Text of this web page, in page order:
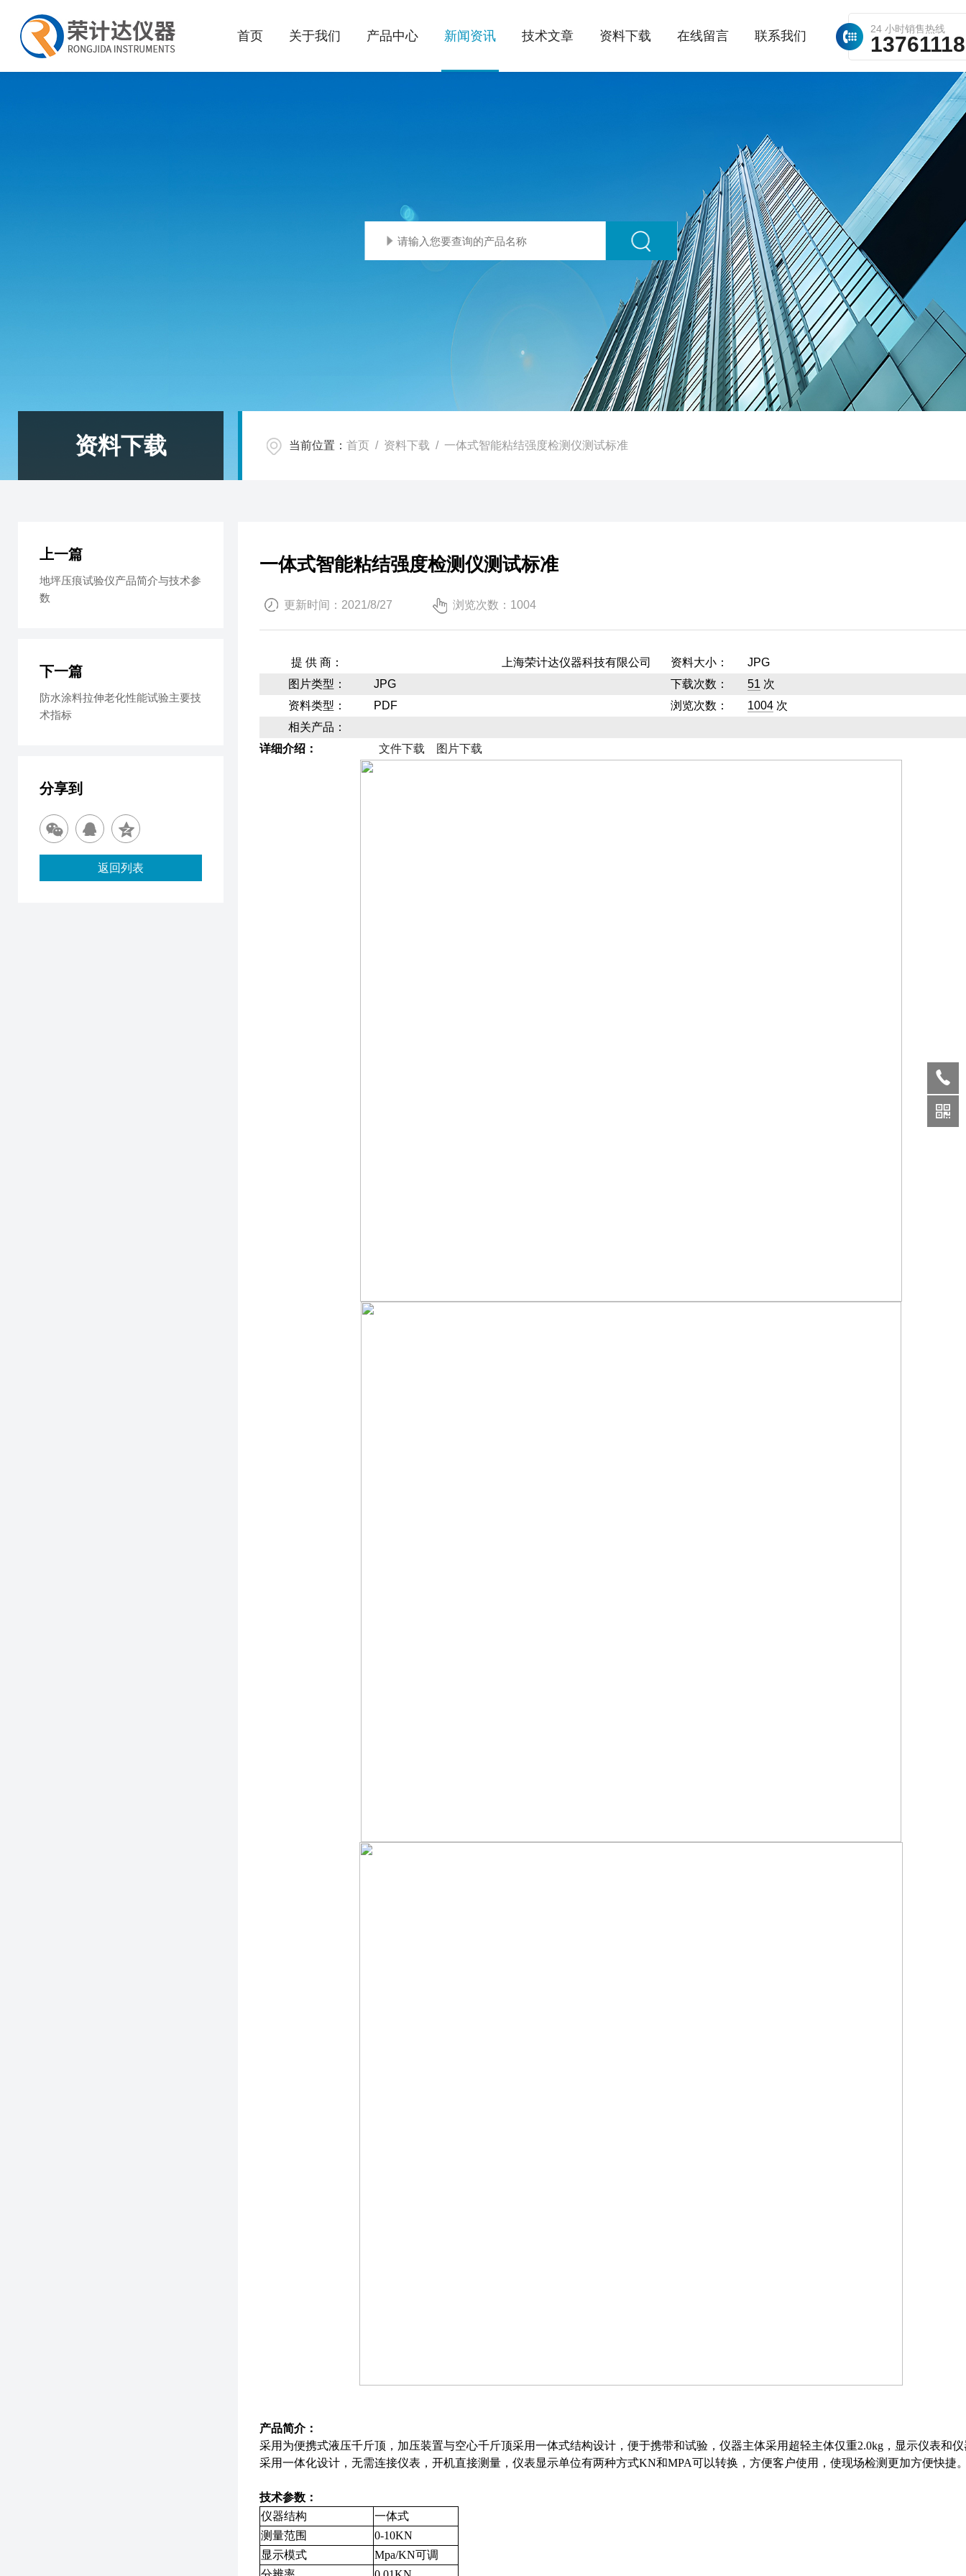
24 小时销售热线
首页 关于我们 产品中心 新闻资讯 技术文章 资料下载 在线留言 联系我们
资料下载 当前位置： 首页 / 资料下载 / 一体式智能粘结强度检测仪测试标准
一体式智能粘结强度检测仪测试标准
更新时间：2021/8/27 浏览次数：1004
提 供 商： 上海荣计达仪器科技有限公司 资料大小：
JPG
图片类型：
JPG 下载次数： 51 次
资料类型：
PDF 浏览次数： 1004 次
相关产品：
详细介绍：
文件下载 图片下载
产品简介：
采用为便携式液压千斤顶，加压装置与空心千斤顶采用一体式结构设计，便于携带和试验，仪器主体采用超轻主体仅重2.0kg，显示仪表和
采用一体化设计，无需连接仪表，开机直接测量，仪表显示单位有两种方式KN和MPA可以转换，方便客户使用，使现场检测更加方便快捷
技术参数：
仪器结构
一体式
测量范围
0-10KN
显示模式
Mpa/KN可调
上一篇
地坪压痕试验仪产品简介与技术参
数
下一篇
防水涂料拉伸老化性能试验主要技
术指标
分享到
返回列表